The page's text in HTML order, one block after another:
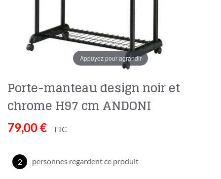
Appuyez pour agrandir
Porte-manteau design noir et
chrome H97 cm ANDONI
79,00 € TTC
2 personnes regardent ce produit